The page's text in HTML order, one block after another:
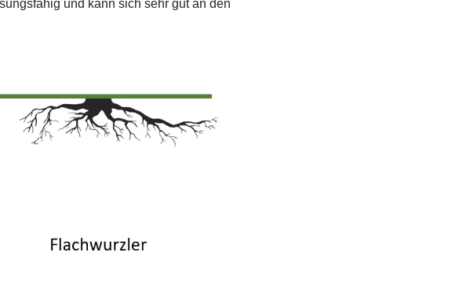
und kann sich sehr gut an den